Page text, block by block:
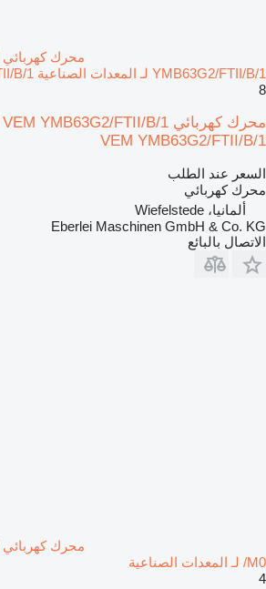
YMB63G2/FTII/B/1 لـ المعدات الصناعية VEM YMB63G2/FTII/B/1
8
VEM YMB63G2/FTII/B/1
السعر عند الطلب
محرك كهربائي
ألمانيا، Wiefelstede
Eberlei Maschinen GmbH & Co. KG
الاتصال بالبائع
/M0 لـ المعدات الصناعية
4